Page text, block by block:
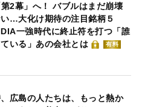
2幕」へ！ バブルはまだ崩壊
い…大化け期待の注目銘柄５
一強時代に終止符を打つ「誰
いる」あの会社とは
有料
、広島の人たちは、もっと熱か